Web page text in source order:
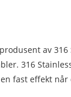
av
316
fast effekt